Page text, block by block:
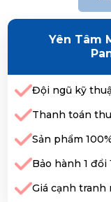
Yên Tâm
Đội ngũ kỹ
Thanh toán
Sản phẩm
Bảo hành 1 đổi
Giá cạnh